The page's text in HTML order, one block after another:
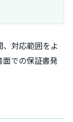
対応範囲をよ
での保証書発